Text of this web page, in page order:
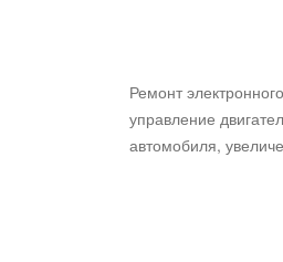
Ремонт
управление
автомобиля,